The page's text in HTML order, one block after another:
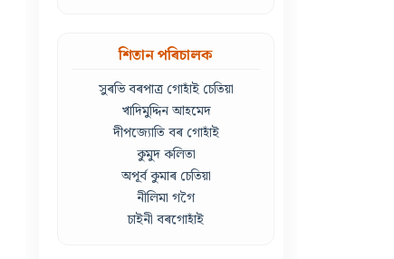
শিতান পৰিচালক
সুৰভি বৰপাত্ৰ গোহাঁই চেতিয়া
খাদিমুদ্দিন আহমেদ
দীপজ্যোতি বৰ গোহাঁই
কুমুদ কলিতা
অপূৰ্ব কুমাৰ চেতিয়া
নীলিমা গগৈ
চাইনী বৰগোহাঁই